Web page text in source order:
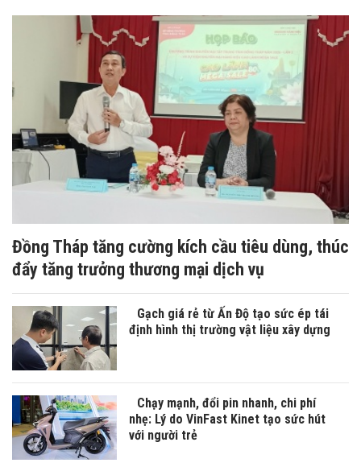
Đồng Tháp tăng cường kích cầu tiêu dùng, thúc
đẩy tăng trưởng thương mại dịch vụ
Gạch giá rẻ từ Ấn Độ tạo sức ép tái
định hình thị trường vật liệu xây dựng
Chạy mạnh, đổi pin nhanh, chi phí
nhẹ: Lý do VinFast Kinet tạo sức hút
với người trẻ